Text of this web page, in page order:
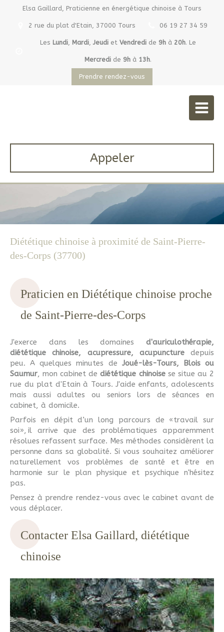
Elsa Gaillard, Praticienne en énergétique chinoise à Tours
2 rue du plat d'Etain, 37000 Tours 06 19 27 34 59
Les Lundi, Mardi, Jeudi et Vendredi de 9h à 20h. Le
Mercredi de 9h à 13h.
Prendre rendez-vous
Appeler
Diététique chinoise à proximité de Saint-Pierre-
des-Corps (37700)
Praticien en Diététique chinoise proche
de Saint-Pierre-des-Corps
J'exerce dans les domaines d'auriculothérapie,
diététique chinoise, acupressure, acupuncturedepuis
peu. A quelques minutes de Joué-lès-Tours, Blois ou
Saumur, mon cabinet dediététique chinoisese situe au 2
rue du plat d'Etain à Tours. J'aide enfants, adolescents
mais aussi adultes ou seniors lors de séances en
cabinet, à domicile.
Parfois en dépit d’un long parcours de «travail sur
soi», il arrive que des problématiques apparemment
résolues refassent surface. Mes méthodes considèrent la
personne dans sa globalité. Si vous souhaitez améliorer
naturellement vos problèmes de santé et être en
harmonie sur le plan physique et psychique n'hésitez
pas.
Pensez à prendre rendez-vous avec le cabinet avant de
vous déplacer.
Contacter Elsa Gaillard, diététique
chinoise